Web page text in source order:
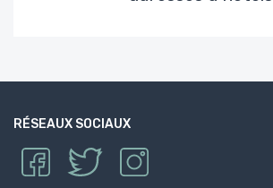
RÉSEAUX SOCIAUX